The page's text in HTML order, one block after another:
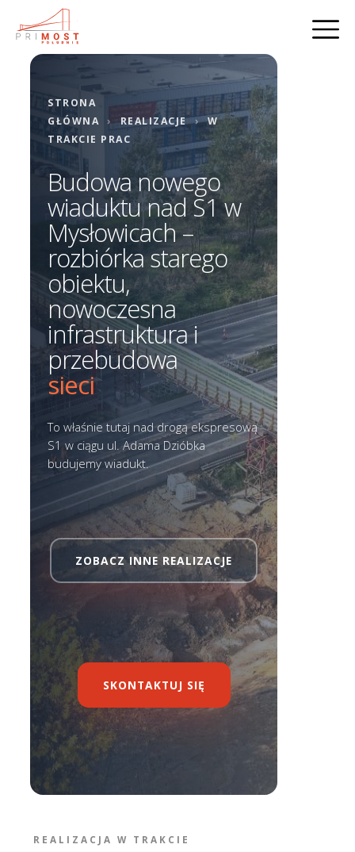
STRONA
GŁÓWNA › REALIZACJE › W
TRAKCIE PRAC
Budowa nowego
wiaduktu nad S1 w
Mysłowicach –
rozbiórka starego
obiektu,
nowoczesna
infrastruktura i
przebudowa
sieci
To właśnie tutaj nad drogą ekspresową
S1 w ciągu ul. Adama Dzióbka
budujemy wiadukt.
ZOBACZ INNE REALIZACJE
SKONTAKTUJ SIĘ
REALIZACJA W TRAKCIE